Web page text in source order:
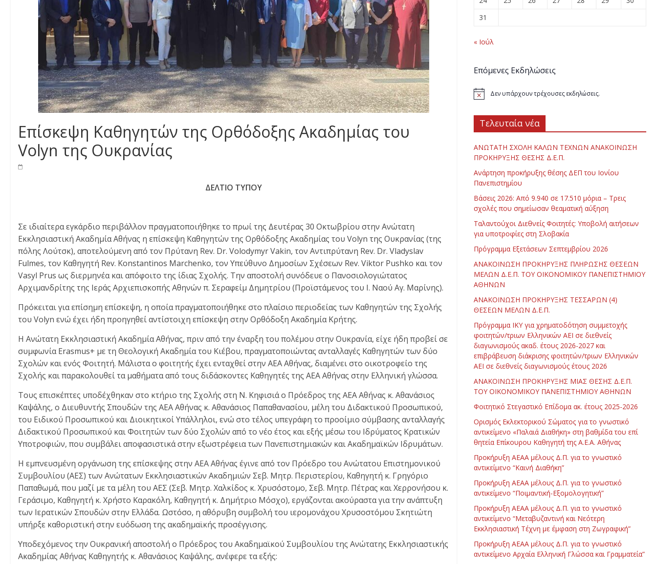
Eπίσκεψη Καθηγητών της Ορθόδοξης Ακαδημίας του
Volyn της Ουκρανίας
ΔΕΛΤΙΟ ΤΥΠΟΥ
Σε ιδιαίτερα εγκάρδιο περιβάλλον πραγματοποιήθηκε το πρωί της Δευτέρας 30 Οκτωβρίου στην Ανώτατη
Εκκλησιαστική Ακαδημία Αθήνας η επίσκεψη Καθηγητών της Ορθόδοξης Ακαδημίας του Volyn της Ουκρανίας (της
πόλης Λούτσκ), αποτελούμενη από τον Πρύτανη Rev. Dr. Volodymyr Vakin, τον Αντιπρύτανη Rev. Dr. Vladyslav
Fulmes, τον Καθηγητή Rev. Konstantinos Marchenko, τον Υπεύθυνο Δημοσίων Σχέσεων Rev. Viktor Pushko και τον
Vasyl Prus ως διερμηνέα και απόφοιτο της ίδιας Σχολής. Την αποστολή συνόδευε ο Πανοσιολογιώτατος
Αρχιμανδρίτης της Ιεράς Αρχιεπισκοπής Αθηνών π. Σεραφείμ Δημητρίου (Προϊστάμενος του Ι. Ναού Αγ. Μαρίνης).
Πρόκειται για επίσημη επίσκεψη, η οποία πραγματοποιήθηκε στο πλαίσιο περιοδείας των Καθηγητών της Σχολής
του Volyn ενώ έχει ήδη προηγηθεί αντίστοιχη επίσκεψη στην Ορθόδοξη Ακαδημία Κρήτης.
Η Ανώτατη Εκκλησιαστική Ακαδημία Αθήνας, πριν από την έναρξη του πολέμου στην Ουκρανία, είχε ήδη προβεί σε
συμφωνία Erasmus+ με τη Θεολογική Ακαδημία του Κιέβου, πραγματοποιώντας ανταλλαγές Καθηγητών των δύο
Σχολών και ενός Φοιτητή. Μάλιστα ο φοιτητής έχει ενταχθεί στην ΑΕΑ Αθήνας, διαμένει στο οικοτροφείο της
Σχολής και παρακολουθεί τα μαθήματα από τους διδάσκοντες Καθηγητές της ΑΕΑ Αθήνας στην Ελληνική γλώσσα.
Τους επισκέπτες υποδέχθηκαν στο κτήριο της Σχολής στη Ν. Κηφισιά ο Πρόεδρος της ΑΕΑ Αθήνας κ. Αθανάσιος
Καψάλης, ο Διευθυντής Σπουδών της ΑΕΑ Αθήνας κ. Αθανάσιος Παπαθανασίου, μέλη του Διδακτικού Προσωπικού,
του Ειδικού Προσωπικού και Διοικητικοί Υπάλληλοι, ενώ στο τέλος υπεγράφη το προοίμιο σύμβασης ανταλλαγής
Διδακτικού Προσωπικού και Φοιτητών των δύο Σχολών από το νέο έτος και εξής μέσω του Ιδρύματος Κρατικών
Υποτροφιών, που συμβάλει αποφασιστικά στην εξωστρέφεια των Πανεπιστημιακών και Ακαδημαϊκών Ιδρυμάτων.
Η εμπνευσμένη οργάνωση της επίσκεψης στην ΑΕΑ Αθήνας έγινε από τον Πρόεδρο του Ανώτατου Επιστημονικού
Συμβουλίου (ΑΕΣ) των Ανώτατων Εκκλησιαστικών Ακαδημιών Σεβ. Μητρ. Περιστερίου, Καθηγητή κ. Γρηγόριο
Παπαθωμά, που μαζί με τα μέλη του ΑΕΣ (Σεβ. Μητρ. Χαλκίδος κ. Χρυσόστομο, Σεβ. Μητρ. Πέτρας και Χερρονήσου κ.
Γεράσιμο, Καθηγητή κ. Χρήστο Καρακόλη, Καθηγητή κ. Δημήτριο Μόσχο), εργάζονται ακούραστα για την ανάπτυξη
των Ιερατικών Σπουδών στην Ελλάδα. Ωστόσο, η αθόρυβη συμβολή του ιερομονάχου Χρυσοστόμου Σκητιώτη
υπήρξε καθοριστική στην ευόδωση της ακαδημαϊκής προσέγγισης.
Υποδεχόμενος την Ουκρανική αποστολή ο Πρόεδρος του Ακαδημαϊκού Συμβουλίου της Ανώτατης Εκκλησιαστικής
Ακαδημίας Αθήνας Καθηγητής κ. Αθανάσιος Καψάλης, ανέφερε τα εξής:
31
« Ιούλ
Επόμενες Εκδηλώσεις
Δεν υπάρχουν τρέχουσες εκδηλώσεις.
Τελευταία νέα
ΑΝΩΤΑΤΗ ΣΧΟΛΗ ΚΑΛΩΝ ΤΕΧΝΩΝ ΑΝΑΚΟΙΝΩΣΗ
ΠΡΟΚΗΡΥΞΗΣ ΘΕΣΗΣ Δ.Ε.Π.
Ανάρτηση προκήρυξης θέσης ΔΕΠ του Ιονίου
Πανεπιστημίου
Βάσεις 2026: Από 9.940 σε 17.510 μόρια – Τρεις
σχολές που σημείωσαν θεαματική αύξηση
Ταλαντούχοι Διεθνείς Φοιτητές: Υποβολή αιτήσεων
για υποτροφίες στη Σλοβακία
Πρόγραμμα Εξετάσεων Σεπτεμβρίου 2026
ΑΝΑΚΟΙΝΩΣΗ ΠΡΟΚΗΡΥΞΗΣ ΠΛΗΡΩΣΗΣ ΘΕΣΕΩΝ
ΜΕΛΩΝ Δ.Ε.Π. ΤΟΥ ΟΙΚΟΝΟΜΙΚΟΥ ΠΑΝΕΠΙΣΤΗΜΙΟΥ
ΑΘΗΝΩΝ
ΑΝΑΚΟΙΝΩΣΗ ΠΡΟΚΗΡΥΞΗΣ ΤΕΣΣΑΡΩΝ (4)
ΘΕΣΕΩΝ ΜΕΛΩΝ Δ.Ε.Π.
Πρόγραμμα ΙΚΥ για χρηματοδότηση συμμετοχής
φοιτητών/τριων Ελληνικών ΑΕΙ σε διεθνείς
διαγωνισμούς ακαδ. έτους 2026-2027 και
επιβράβευση διάκρισης φοιτητών/τριων Ελληνικών
ΑΕΙ σε διεθνείς διαγωνισμούς έτους 2026
ΑΝΑΚΟΙΝΩΣΗ ΠΡΟΚΗΡΥΞΗΣ ΜΙΑΣ ΘΕΣΗΣ Δ.Ε.Π.
ΤΟΥ ΟΙΚΟΝΟΜΙΚΟΥ ΠΑΝΕΠΙΣΤΗΜΙΟΥ ΑΘΗΝΩΝ
Φοιτητικό Στεγαστικό Επίδομα ακ. έτους 2025-2026
Ορισμός Εκλεκτορικού Σώματος για το γνωστικό
αντικείμενο «Παλαιά Διαθήκη» στη βαθμίδα του επί
θητεία Επίκουρου Καθηγητή της Α.Ε.Α. Αθήνας
Προκήρυξη ΑΕΑΑ μέλους Δ.Π. για το γνωστικό
αντικείμενο “Καινή Διαθήκη”
Προκήρυξη ΑΕΑΑ μέλους Δ.Π. για το γνωστικό
αντικείμενο “Ποιμαντική-Εξομολογητική”
Προκήρυξη ΑΕΑΑ μέλους Δ.Π. για το γνωστικό
αντικείμενο “Μεταβυζαντινή και Νεότερη
Εκκλησιαστική Τέχνη με έμφαση στη Ζωγραφική”
Προκήρυξη ΑΕΑΑ μέλους Δ.Π. για το γνωστικό
αντικείμενο Αρχαία Ελληνική Γλώσσα και Γραμματεία”